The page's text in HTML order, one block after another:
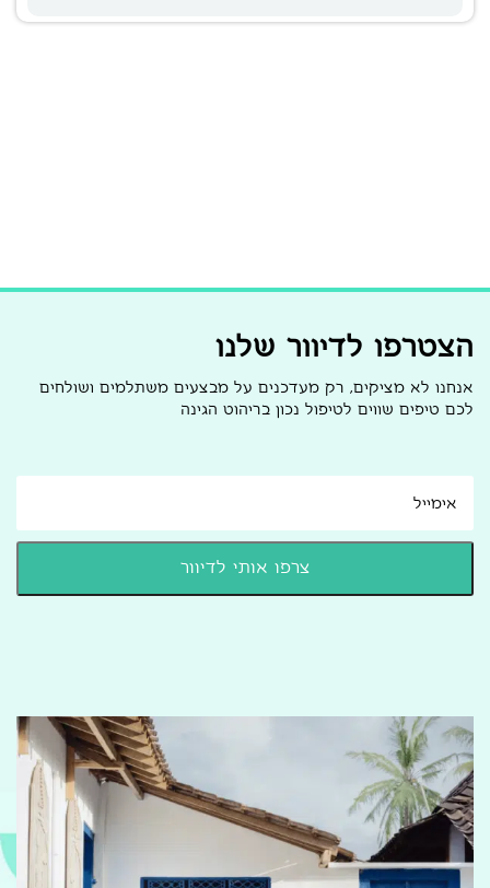
הצטרפו לדיוור שלנו
אנחנו לא מציקים, רק מעדכנים על מבצעים משתלמים ושולחים
לכם טיפים שווים לטיפול נכון בריהוט הגינה